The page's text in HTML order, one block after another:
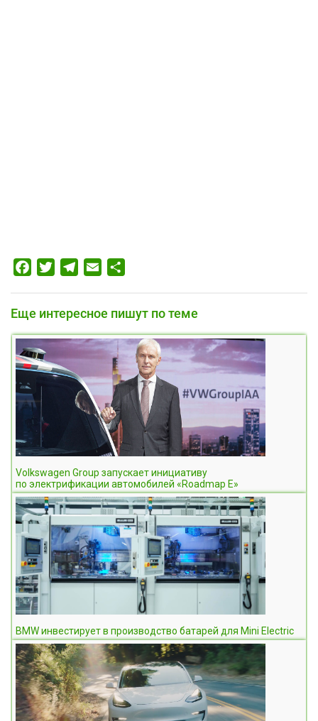
FacebookTwitterTelegram
Email
Еще интересное пишут по теме
Volkswagen Group запускает инициативу
по электрификации автомобилей «Roadmap E»
BMW инвестирует в производство батарей для Mini Electric